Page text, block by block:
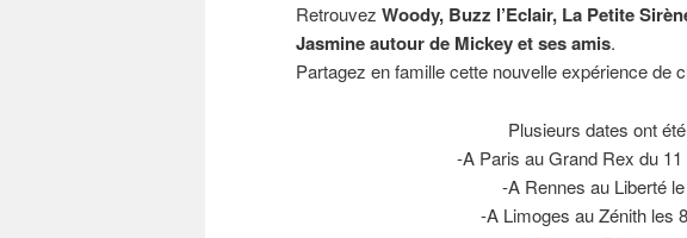
Retrouvez Woody, Buzz l’Eclair, La Petite
Jasmine autour de Mickey et ses amis.
Partagez en famille cette nouvelle expérience de
Plusieurs dates ont
-A Paris au Grand Rex du
-A Rennes au Liberté
-A Limoges au Zénith les